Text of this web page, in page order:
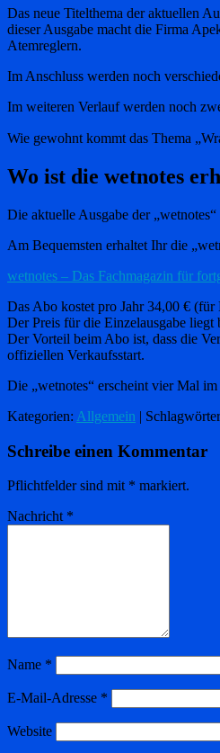
Das neue Titelthema der aktuellen
dieser Ausgabe macht die Firma
Atemreglern.
Im Anschluss werden noch
Im weiteren Verlauf werden noch
Wie gewohnt kommt das Thema
Wo ist die wetnotes
Die aktuelle Ausgabe der
Am Bequemsten erhaltet Ihr die
wetnotes – Das Fachmagazin für
Das Abo kostet pro Jahr 34,00 €
Der Preis für die Einzelausgabe liegt
Der Vorteil beim Abo ist, dass die
offiziellen Verkaufsstart.
Die „wetnotes“ erscheint vier Mal im
Kategorien: Allgemein |
Schreibe einen Kommentar
Pflichtfelder sind mit * markiert.
Nachricht *
Name *
E-Mail-Adresse *
Website